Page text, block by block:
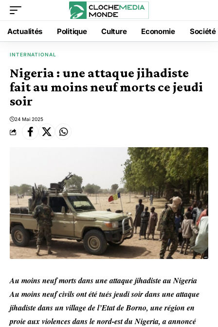
Actualités Politique Culture Economie Société
INTERNATIONAL
Nigeria : une attaque jihadiste
fait au moins neuf morts ce jeudi
soir
24 Mai 2025
Au moins neuf morts dans une attaque jihadiste au Nigeria
Au moins neuf civils ont été tués jeudi soir dans une attaque
jihadiste dans un village de l’Etat de Borno, une région en
proie aux violences dans le nord-est du Nigeria, a annoncé